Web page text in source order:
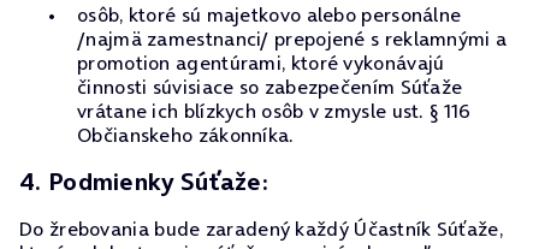
osôb, ktoré sú majetkovo alebo personálne
/najmä zamestnanci/ prepojené s reklamnými a
promotion agentúrami, ktoré vykonávajú
činnosti súvisiace so zabezpečením Súťaže
vrátane ich blízkych osôb v zmysle ust. § 116
Občianskeho zákonníka.
4. Podmienky Súťaže:
Do žrebovania bude zaradený každý Účastník Súťaže,